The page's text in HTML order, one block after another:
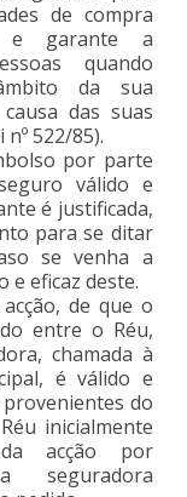
de compra
e garante a
quando
da sua
das suas
nº 522/85).
por parte
válido e
é justificada,
para se ditar
se venha a
e eficaz deste.
de que o
entre o Réu,
chamada à
é válido e
do
inicialmente
acção por